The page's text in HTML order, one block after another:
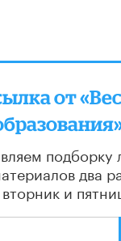
от
подборку
два
и